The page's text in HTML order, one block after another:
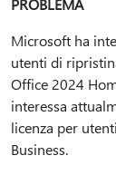
PROBLEMA
Microsoft ha
utenti di
Office 2024
interessa
licenza per
Business.